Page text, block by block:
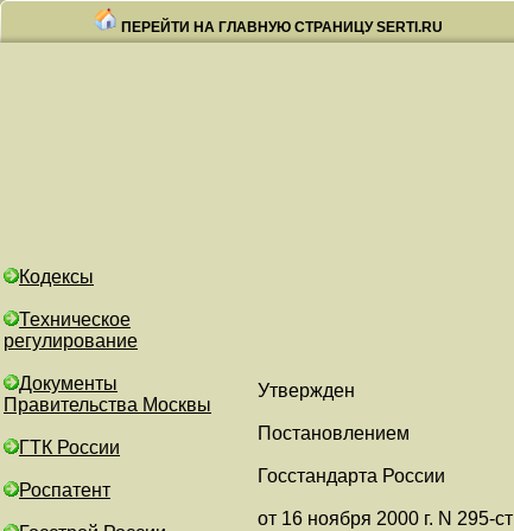
ПЕРЕЙТИ НА ГЛАВНУЮ СТРАНИЦУ SERTI.RU
Кодексы
Техническое
регулирование
Документы
Правительства Москвы
ГТК России
Роспатент
Утвержден
Постановлением
Госстандарта России
от 16 ноября 2000 г. N 295-ст